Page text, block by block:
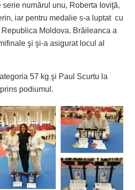
numărul unu, Roberta Ioviţă,
iar pentru medalie s-a luptat cu
Moldova. Brăileanca a
şi şi-a asigurat locul al
57 kg şi Paul Scurtu la
podiumul.